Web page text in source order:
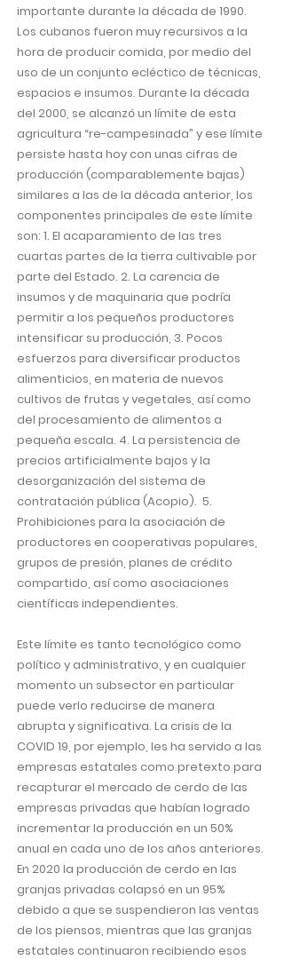
importante durante la década de 1990.
Los cubanos fueron muy recursivos a la
hora de producir comida, por medio del
uso de un conjunto ecléctico de técnicas,
espacios e insumos. Durante la década
del 2000, se alcanzó un límite de esta
agricultura “re-campesinada” y ese límite
persiste hasta hoy con unas cifras de
producción (comparablemente bajas)
similares a las de la década anterior, los
componentes principales de este límite
son: 1. El acaparamiento de las tres
cuartas partes de la tierra cultivable por
parte del Estado. 2. La carencia de
insumos y de maquinaria que podría
permitir a los pequeños productores
intensificar su producción, 3. Pocos
esfuerzos para diversificar productos
alimenticios, en materia de nuevos
cultivos de frutas y vegetales, así como
del procesamiento de alimentos a
pequeña escala. 4. La persistencia de
precios artificialmente bajos y la
desorganización del sistema de
contratación pública (Acopio). 5.
Prohibiciones para la asociación de
productores en cooperativas populares,
grupos de presión, planes de crédito
compartido, así como asociaciones
científicas independientes.
Este límite es tanto tecnológico como
político y administrativo, y en cualquier
momento un subsector en particular
puede verlo reducirse de manera
abrupta y significativa. La crisis de la
COVID 19, por ejemplo, les ha servido a las
empresas estatales como pretexto para
recapturar el mercado de cerdo de las
empresas privadas que habían logrado
incrementar la producción en un 50%
anual en cada uno de los años anteriores.
En 2020 la producción de cerdo en las
granjas privadas colapsó en un 95%
debido a que se suspendieron las ventas
de los piensos, mientras que las granjas
estatales continuaron recibiendo esos